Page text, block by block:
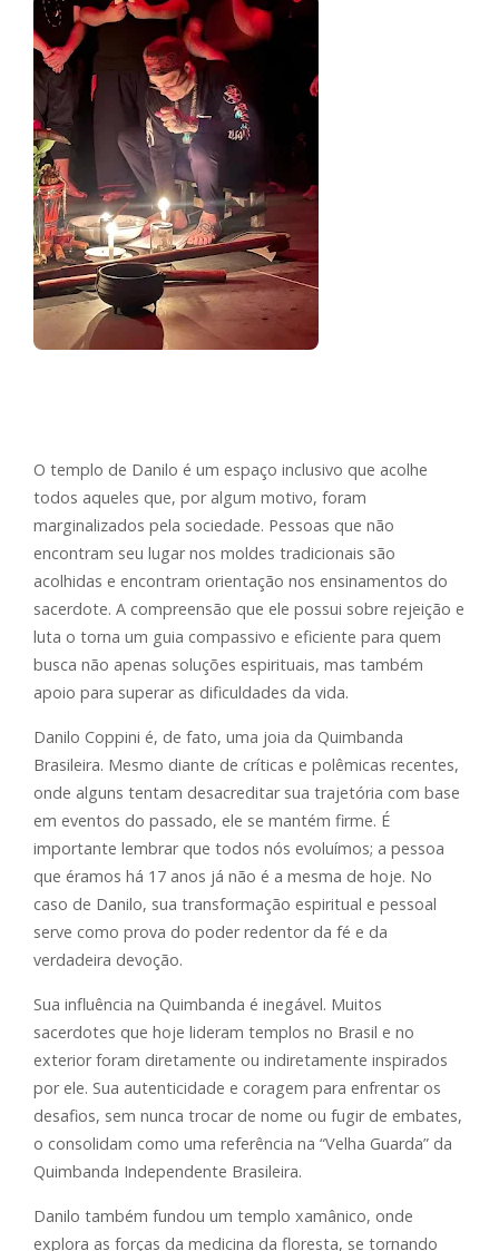
O templo de Danilo é um espaço inclusivo que acolhe
todos aqueles que, por algum motivo, foram
marginalizados pela sociedade. Pessoas que não
encontram seu lugar nos moldes tradicionais são
acolhidas e encontram orientação nos ensinamentos do
sacerdote. A compreensão que ele possui sobre rejeição e
luta o torna um guia compassivo e eficiente para quem
busca não apenas soluções espirituais, mas também
apoio para superar as dificuldades da vida.
Danilo Coppini é, de fato, uma joia da Quimbanda
Brasileira. Mesmo diante de críticas e polêmicas recentes,
onde alguns tentam desacreditar sua trajetória com base
em eventos do passado, ele se mantém firme. É
importante lembrar que todos nós evoluímos; a pessoa
que éramos há 17 anos já não é a mesma de hoje. No
caso de Danilo, sua transformação espiritual e pessoal
serve como prova do poder redentor da fé e da
verdadeira devoção.
Sua influência na Quimbanda é inegável. Muitos
sacerdotes que hoje lideram templos no Brasil e no
exterior foram diretamente ou indiretamente inspirados
por ele. Sua autenticidade e coragem para enfrentar os
desafios, sem nunca trocar de nome ou fugir de embates,
o consolidam como uma referência na “Velha Guarda” da
Quimbanda Independente Brasileira.
Danilo também fundou um templo xamânico, onde
explora as forças da medicina da floresta, se tornando